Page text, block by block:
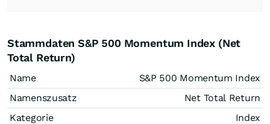
Stammdaten S&P 500 Momentum Index (Net
Total Return)
Name
S&P 500 Momentum Index
Namenszusatz
Net Total Return
Kategorie
Index